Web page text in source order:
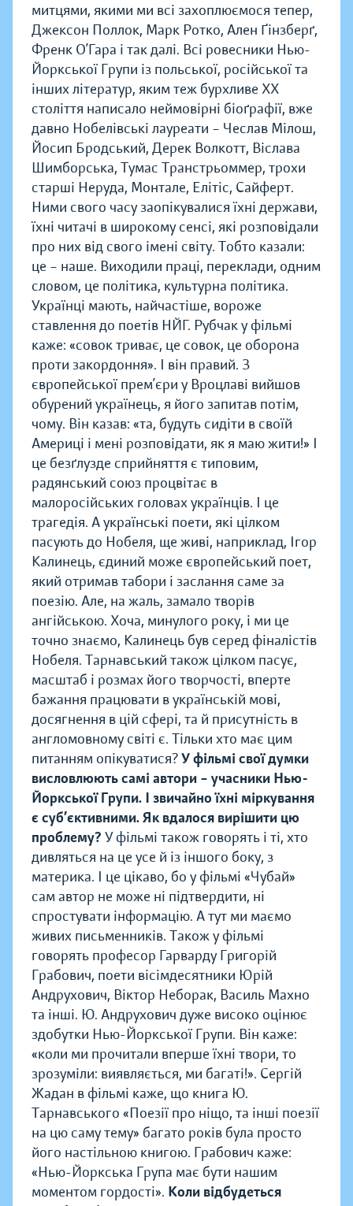
митцями, якими ми всі захоплюємося тепер,
Джексон Поллок, Марк Ротко, Ален Ґінзберґ,
Френк О’Гара і так далі. Всі ровесники Нью-
Йоркської Групи із польської, російської та
інших літератур, яким теж бурхливе ХХ
століття написало неймовірні біоґрафії, вже
давно Нобелівські лауреати – Чеслав Мілош,
Йосип Бродський, Дерек Волкотт, Віслава
Шимборська, Тумас Транстрьоммер, трохи
старші Неруда, Монтале, Елітіс, Сайферт.
Ними свого часу заопікувалися їхні держави,
їхні читачі в широкому сенсі, які розповідали
про них від свого імені світу. Тобто казали:
це – наше. Виходили праці, переклади, одним
словом, це політика, культурна політика.
Українці мають, найчастіше, вороже
ставлення до поетів НЙГ. Рубчак у фільмі
каже: «совок триває, це совок, це оборона
проти закордоння». І він правий. З
європейської прем’єри у Вроцлаві вийшов
обурений українець, я його запитав потім,
чому. Він казав: «та, будуть сидіти в своїй
Америці і мені розповідати, як я маю жити!» І
це безґлузде сприйняття є типовим,
радянський союз процвітає в
малоросійських головах українців. І це
трагедія. А українські поети, які цілком
пасують до Нобеля, ще живі, наприклад, Ігор
Калинець, єдиний може європейський поет,
який отримав табори і заслання саме за
поезію. Але, на жаль, замало творів
ангійською. Хоча, минулого року, і ми це
точно знаємо, Калинець був серед фіналістів
Нобеля. Тарнавський також цілком пасує,
масштаб і розмах його творчості, вперте
бажання працювати в українській мові,
досягнення в цій сфері, та й присутність в
англомовному світі є. Тільки хто має цим
питанням опікуватися?У фільмі свої думки
висловлюють самі автори – учасники Нью-
Йоркської Групи. І звичайно їхні міркування
є суб’єктивними. Як вдалося вирішити цю
проблему? У фільмі також говорять і ті, хто
дивляться на це усе й із іншого боку, з
материка. І це цікаво, бо у фільмі «Чубай»
сам автор не може ні підтвердити, ні
спростувати інформацію. А тут ми маємо
живих письменників. Також у фільмі
говорять професор Гарварду Григорій
Грабович, поети вісімдесятники Юрій
Андрухович, Віктор Неборак, Василь Махно
та інші. Ю. Андрухович дуже високо оцінює
здобутки Нью-Йоркської Групи. Він каже:
«коли ми прочитали вперше їхні твори, то
зрозуміли: виявляється, ми багаті!». Сергій
Жадан в фільмі каже, що книга Ю.
Тарнавського «Поезії про ніщо, та інші поезії
на цю саму тему» багато років була просто
його настільною книгою. Грабович каже:
«Нью-Йоркська Група має бути нашим
моментом гордості». Коли відбудеться